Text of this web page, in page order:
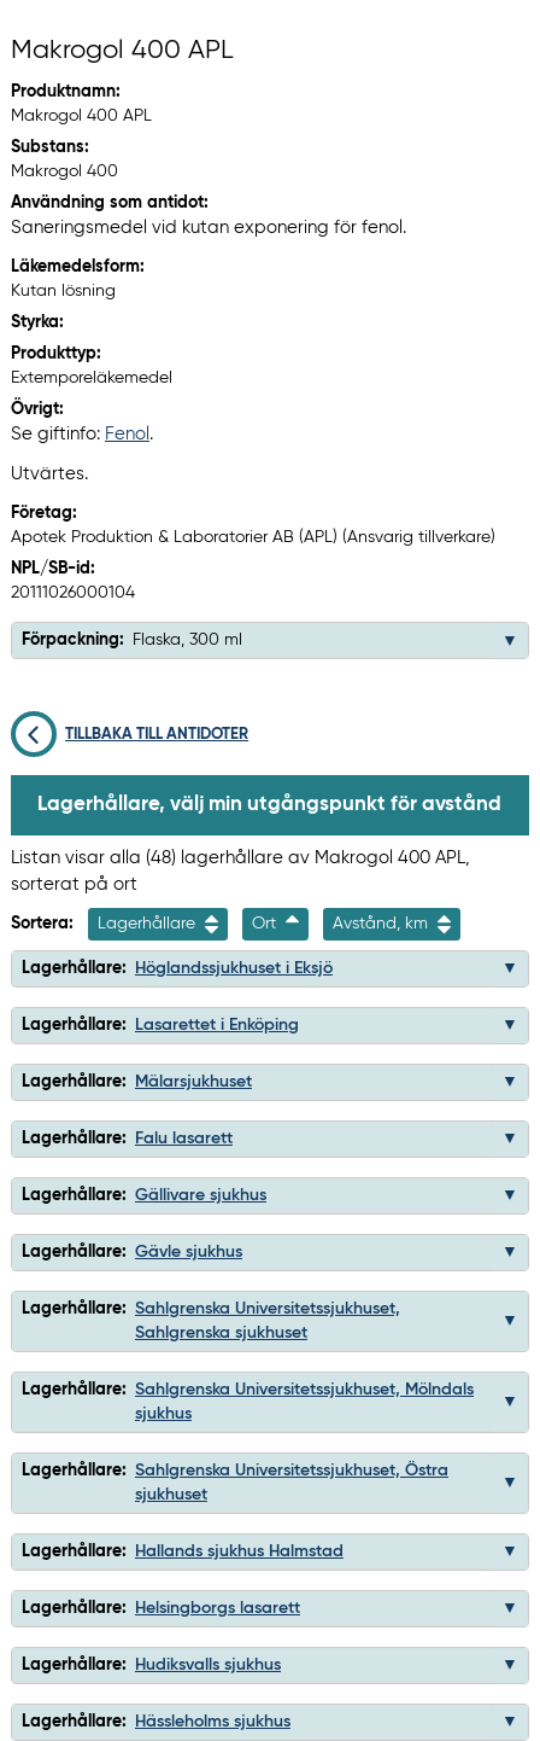
Makrogol 400 APL
Produktnamn:
Makrogol 400 APL
Substans:
Makrogol 400
Användning som antidot:
Saneringsmedel vid kutan exponering för fenol.
Läkemedelsform:
Kutan lösning
Styrka:
Produkttyp:
Extemporeläkemedel
Övrigt:
Se giftinfo: Fenol .
Utvärtes.
Företag:
Apotek Produktion & Laboratorier AB (APL) (Ansvarig tillverkare)
NPL/SB-id:
20111026000104
Förpackning: Flaska, 300 ml
TILLBAKA TILL ANTIDOTER
Lagerhållare, välj min utgångspunkt för avstånd
Listan visar alla (48) lagerhållare av Makrogol 400 APL,
sorterat på ort
Sortera: Lagerhållare Ort Avstånd, km
Lagerhållare: Höglandssjukhuset i Eksjö
Lagerhållare: Lasarettet i Enköping
Lagerhållare: Mälarsjukhuset
Lagerhållare: Falu lasarett
Lagerhållare: Gällivare sjukhus
Lagerhållare: Gävle sjukhus
Lagerhållare: Sahlgrenska Universitetssjukhuset,
Sahlgrenska sjukhuset
Lagerhållare: Sahlgrenska Universitetssjukhuset, Mölndals
sjukhus
Lagerhållare: Sahlgrenska Universitetssjukhuset, Östra
sjukhuset
Lagerhållare: Hallands sjukhus Halmstad
Lagerhållare: Helsingborgs lasarett
Lagerhållare: Hudiksvalls sjukhus
Lagerhållare: Hässleholms sjukhus